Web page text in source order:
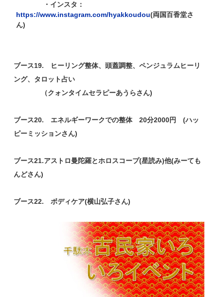
・インスタ：
https://www.instagram.com/hyakkoudou(両国百香堂さ
ん)
ブース19. ヒーリング整体、頭蓋調整、ペンジュラムヒーリ
ング、タロット占い
（クォンタイムセラピーあうらさん)
ブース20. エネルギーワークでの整体 20分2000円 (ハッ
ピーミッションさん)
ブース21.アストロ曼陀羅とホロスコープ(星読み)他(みーても
んどさん)
ブース22. ボディケア(横山弘子さん)